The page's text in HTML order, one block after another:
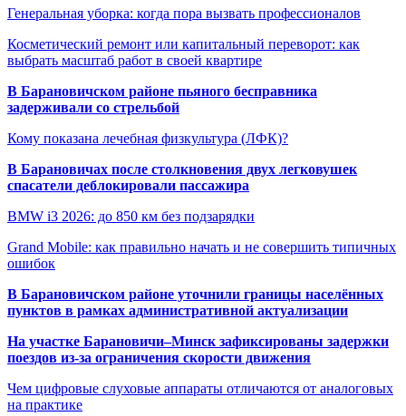
Генеральная уборка: когда пора вызвать профессионалов
Косметический ремонт или капитальный переворот: как
выбрать масштаб работ в своей квартире
В Барановичском районе пьяного бесправника
задерживали со стрельбой
Кому показана лечебная физкультура (ЛФК)?
В Барановичах после столкновения двух легковушек
спасатели деблокировали пассажира
BMW i3 2026: до 850 км без подзарядки
Grand Mobile: как правильно начать и не совершить типичных
ошибок
В Барановичском районе уточнили границы населённых
пунктов в рамках административной актуализации
На участке Барановичи–Минск зафиксированы задержки
поездов из-за ограничения скорости движения
Чем цифровые слуховые аппараты отличаются от аналоговых
на практике